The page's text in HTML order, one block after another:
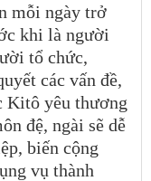
mỗi ngày trở
khi là người
tổ chức,
các vấn đề,
Kitô yêu thương
đệ, ngài sẽ dễ
biến cộng
vụ thành